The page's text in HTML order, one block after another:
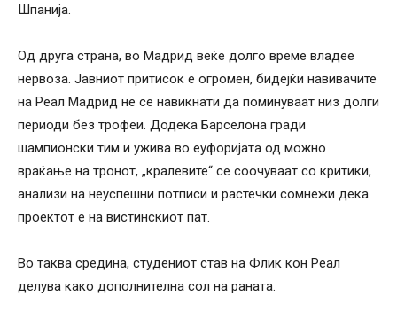
Шпанија.
Од друга страна, во Мадрид веќе долго време владее
нервоза. Јавниот притисок е огромен, бидејќи навивачите
на Реал Мадрид не се навикнати да поминуваат низ долги
периоди без трофеи. Додека Барселона гради
шампионски тим и ужива во еуфоријата од можно
враќање на тронот, „кралевите“ се соочуваат со критики,
анализи на неуспешни потписи и растечки сомнежи дека
проектот е на вистинскиот пат.
Во таква средина, студениот став на Флик кон Реал
делува како дополнителна сол на раната.